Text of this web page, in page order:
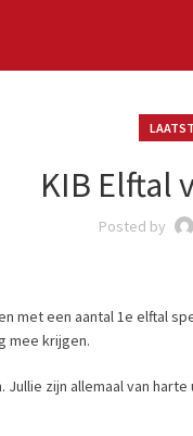
KIB Elftal
Posted by
met een aantal 1e
mee krijgen.
zijn allemaal van